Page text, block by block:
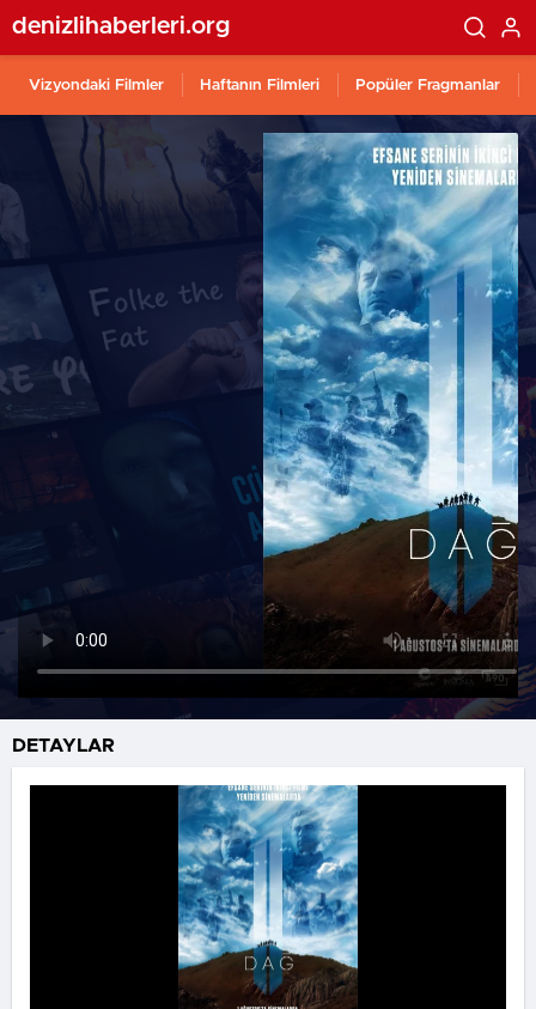
denizlihaberleri.org
Vizyondaki Filmler Haftanın Filmleri Popüler Fragmanlar
DETAYLAR